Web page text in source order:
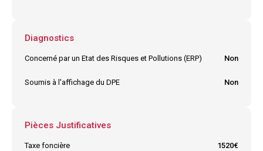
Diagnostics
Concerné par un Etat des Risques et Pollutions (ERP) Non
Soumis à l'affichage du DPE Non
Pièces Justificatives
Taxe foncière 1520€